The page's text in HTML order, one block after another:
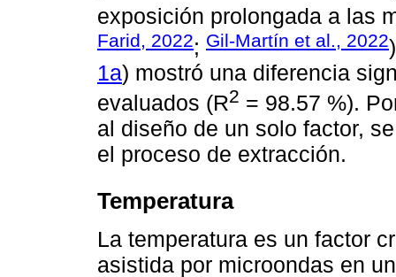
exposición prolongada a las
Farid, 2022; Gil-Martín et al., 2022
1a) mostró una diferencia
evaluados (R2 = 98.57 %).
al diseño de un solo factor,
el proceso de extracción.
Temperatura
La temperatura es un factor
asistida por microondas en